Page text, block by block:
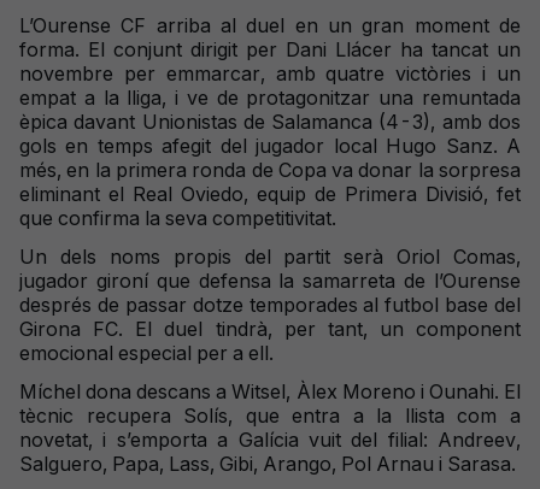
L’Ourense CF arriba al duel en un gran moment de
forma. El conjunt dirigit per Dani Llácer ha tancat un
novembre per emmarcar, amb quatre victòries i un
empat a la lliga, i ve de protagonitzar una remuntada
èpica davant Unionistas de Salamanca (4-3), amb dos
gols en temps afegit del jugador local Hugo Sanz. A
més, en la primera ronda de Copa va donar la sorpresa
eliminant el Real Oviedo, equip de Primera Divisió, fet
que confirma la seva competitivitat.
Un dels noms propis del partit serà Oriol Comas,
jugador gironí que defensa la samarreta de l’Ourense
després de passar dotze temporades al futbol base del
Girona FC. El duel tindrà, per tant, un component
emocional especial per a ell.
Míchel dona descans a Witsel, Àlex Moreno i Ounahi. El
tècnic recupera Solís, que entra a la llista com a
novetat, i s’emporta a Galícia vuit del filial: Andreev,
Salguero, Papa, Lass, Gibi, Arango, Pol Arnau i Sarasa.